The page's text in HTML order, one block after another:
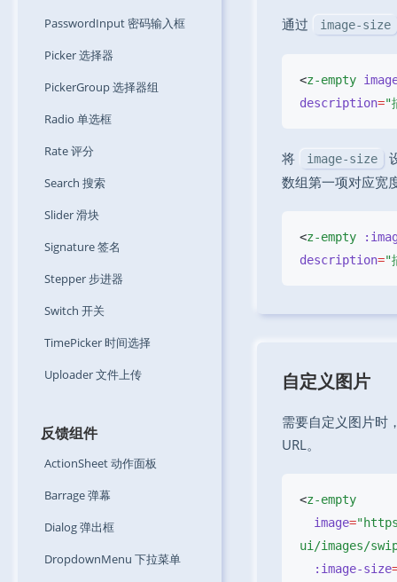
PasswordInput 密码输入框
Picker选择器
PickerGroup选择器组
Radio 单选框
Rate评分
Search 搜索
Slider滑块
Signature签名
Stepper步进器
Switch 开关
TimePicker时间选择
Uploader文件上传
反馈组件
ActionSheet动作面板
Barrage弹幕
Dialog弹出框
DropdownMenu 下拉菜单
通过 image-size
<z-empty
description="
将 image-size
数组第一项对应宽
<z-empty
description="
自定义图片
需要自定义图片时
URL。
<
  image
=
  :image-size